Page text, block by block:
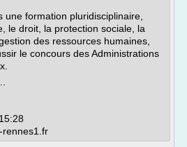
une formation pluridisciplinaire,
le droit, la protection sociale, la
des ressources humaines,
le concours des Administrations
rennes1.fr